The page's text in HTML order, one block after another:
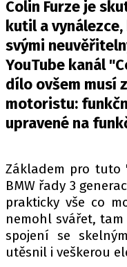
Colin Furze je
kutil a
svými
YouTube kanál
dílo ovšem musí
motoristu:
upravené na
Základem pro tuto
BMW řady 3
prakticky vše co
nemohl svářet,
spojení se
utěsnil i veškerou